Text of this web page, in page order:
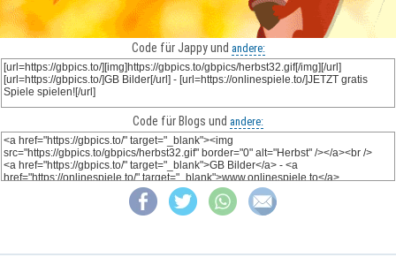
Code für Jappy und andere:
Code für Blogs und andere: